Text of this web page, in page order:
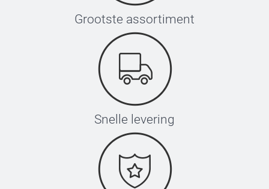
Grootste assortiment
Snelle levering